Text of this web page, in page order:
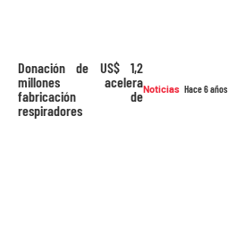
Noticias Hace 6 años
Donación de US$ 1,2
millones acelera
fabricación de
respiradores